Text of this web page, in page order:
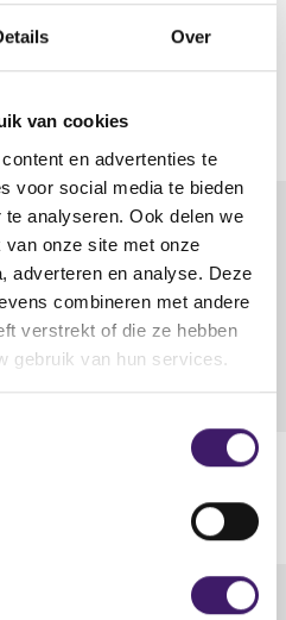
Over
van cookies
en advertenties te
voor social media te bieden
analyseren. Ook delen we
onze site met onze
adverteren en analyse. Deze
combineren met andere
verstrekt of die ze hebben
gebruik van hun services.
s
l
Gewoon aandeel
2.915.017,00
2.915.017,00
Reëel
Reëel
Rechtstreeks